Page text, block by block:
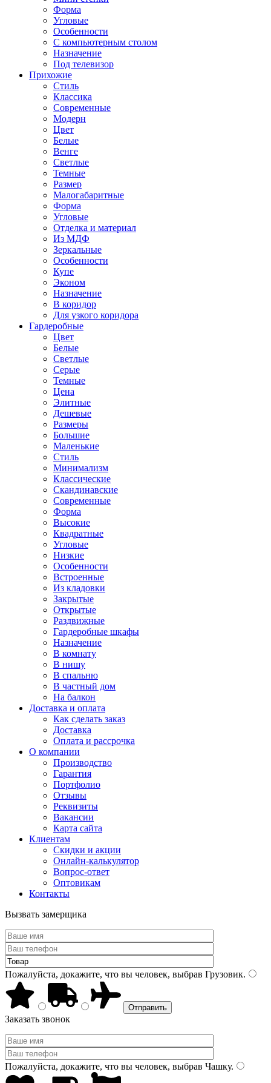
Форма
Угловые
Особенности
С компьютерным столом
Назначение
Под телевизор
Прихожие
Стиль
Классика
Современные
Модерн
Цвет
Белые
Венге
Светлые
Темные
Размер
Малогабаритные
Форма
Угловые
Отделка и материал
Из МДФ
Зеркальные
Особенности
Купе
Эконом
Назначение
В коридор
Для узкого коридора
Гардеробные
Цвет
Белые
Светлые
Серые
Темные
Цена
Элитные
Дешевые
Размеры
Большие
Маленькие
Стиль
Минимализм
Классические
Скандинавские
Современные
Форма
Высокие
Квадратные
Угловые
Низкие
Особенности
Встроенные
Из кладовки
Закрытые
Открытые
Раздвижные
Гардеробные шкафы
Назначение
В комнату
В нишу
В спальню
В частный дом
На балкон
Доставка и оплата
Как сделать заказ
Доставка
Оплата и рассрочка
О компании
Производство
Гарантия
Портфолио
Отзывы
Реквизиты
Вакансии
Карта сайта
Клиентам
Скидки и акции
Онлайн-калькулятор
Вопрос-ответ
Оптовикам
Контакты
Вызвать замерщика
Пожалуйста, докажите, что вы человек, выбрав Грузовик.
Заказать звонок
Пожалуйста, докажите, что вы человек, выбрав Чашку.